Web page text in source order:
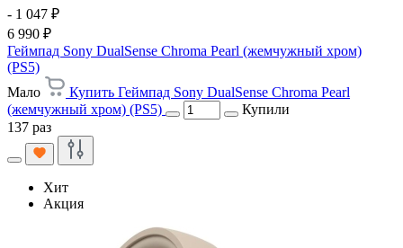
- 1 047 ₽
6 990 ₽
Геймпад Sony DualSense Chroma Pearl (жемчужный хром)
(PS5)
Мало
Купить Геймпад Sony DualSense Chroma Pearl
(жемчужный хром) (PS5)
Купили
137 раз
Хит
Акция